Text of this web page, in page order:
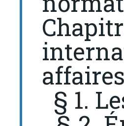
affaires
§ 1.